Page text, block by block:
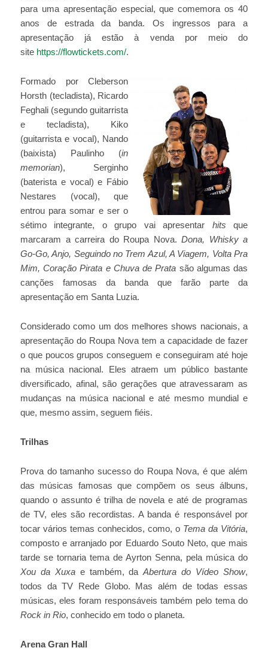
para uma apresentação especial, que comemora os 40
anos de estrada da banda. Os ingressos para a
apresentação já estão à venda por meio do
site https://flowtickets.com/.
Formado por Cleberson
Horsth (tecladista), Ricardo
Feghali (segundo guitarrista
e tecladista), Kiko
(guitarrista e vocal), Nando
(baixista) Paulinho (in
memorian), Serginho
(baterista e vocal) e Fábio
Nestares (vocal), que
entrou para somar e ser o
sétimo integrante, o grupo vai apresentar hitsque
marcaram a carreira do Roupa Nova. Dona, Whisky a
Go-Go, Anjo, Seguindo no Trem Azul, A Viagem, Volta Pra
Mim, Coração Pirata e Chuva de Prata são algumas das
canções famosas da banda que farão parte da
apresentação em Santa Luzia.
Considerado como um dos melhores shows nacionais, a
apresentação do Roupa Nova tem a capacidade de fazer
o que poucos grupos conseguem e conseguiram até hoje
na música nacional. Eles atraem um público bastante
diversificado, afinal, são gerações que atravessaram as
mudanças na música nacional e até mesmo mundial e
que, mesmo assim, seguem fiéis.
Trilhas
Prova do tamanho sucesso do Roupa Nova, é que além
das músicas famosas que compõem os seus álbuns,
quando o assunto é trilha de novela e até de programas
de TV, eles são recordistas. A banda é responsável por
tocar vários temas conhecidos, como, o Tema da Vitória,
composto e arranjado por Eduardo Souto Neto, que mais
tarde se tornaria tema de Ayrton Senna, pela música do
Xou da Xuxae também, daAbertura do Vídeo Show,
todos da TV Rede Globo. Mas além de todas essas
músicas, eles foram responsáveis também pelo tema do
Rock in Rio, conhecido em todo o planeta.
Arena Gran Hall